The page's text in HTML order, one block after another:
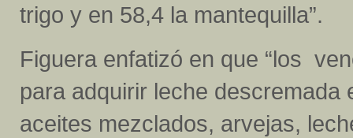
trigo y en 58,4 la mantequilla”.
Figuera enfatizó en que “los
para adquirir leche
aceites mezclados, arvejas,